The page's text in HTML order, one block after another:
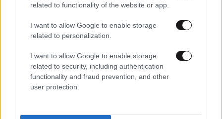
related to functionality of the website or app.
I want to allow Google to enable storage
related to personalization.
I want to allow Google to enable storage
related to security, including authentication
functionality and fraud prevention, and other
user protection.